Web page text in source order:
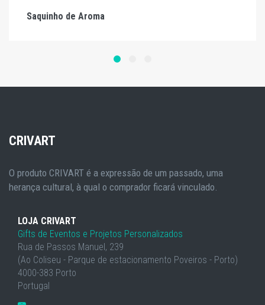
Saquinho de Aroma
CRIVART
O produto CRIVART é a expressão de um passado, uma
herança cultural, à qual o comprador ficará vinculado.
LOJA CRIVART
Gifts de Eventos e Projetos Personalizados
Rua de Passos Manuel, 239
(Ao Coliseu - Parque de estacionamento Poveiros - Porto)
4000-383 Porto
Portugal